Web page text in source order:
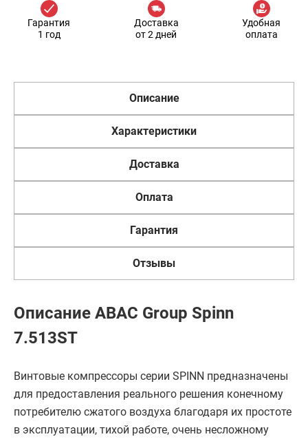
Гарантия
1 год
Доставка
от 2 дней
Удобная
оплата
Описание
Характеристики
Доставка
Оплата
Гарантия
Отзывы
Описание ABAC Group Spinn
7.513ST
Винтовые компрессоры серии SPINN предназначены
для предоставления реального решения конечному
потребителю сжатого воздуха благодаря их простоте
в эксплуатации, тихой работе, очень несложному